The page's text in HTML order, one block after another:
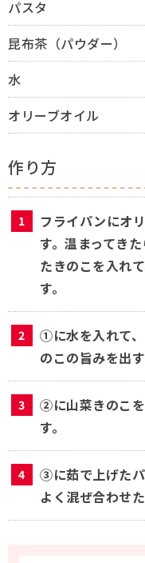
パスタ
昆布茶（パウダー）
水
オリーブオイル
作り方
フライパンにオ
す。温まってき
たきのこを入れ
す。
①に水を入れて
のこの旨みを出す
②に山菜きのこ
す。
③に茹で上げたパ
よく混ぜ合わせ